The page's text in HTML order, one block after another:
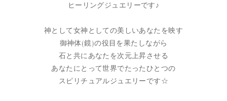
ヒーリングジュエリーです♪
神として女神としての美しいあなたを映す
御神体(鏡)の役目を果たしながら
石と共にあなたを次元上昇させる
あなたにとって世界でたったひとつの
スピリチュアルジュエリーです☆